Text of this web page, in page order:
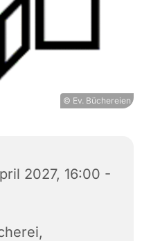
© Ev. Büchereien
2027, 16:00 -